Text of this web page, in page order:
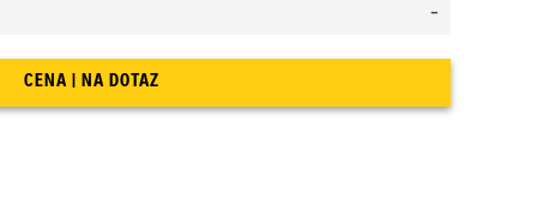
-
CENA | NA DOTAZ